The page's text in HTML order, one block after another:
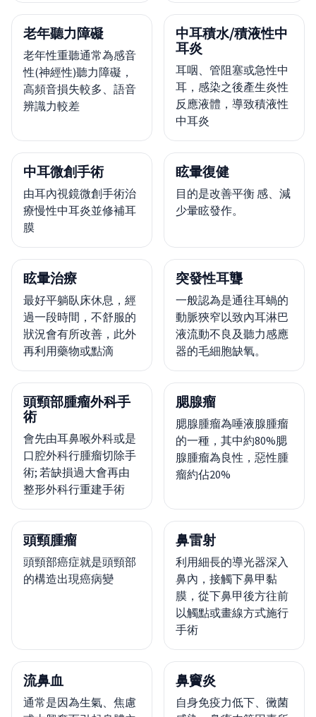
老年聽力障礙
老年性重聽通常為感音
性(神經性)聽力障礙，
高頻音損失較多、語音
辨識力較差
中耳積水/積液性中
耳炎
耳咽、管阻塞或急性中
耳，感染之後產生炎性
反應液體，導致積液性
中耳炎
中耳微創手術
由耳內視鏡微創手術治
療慢性中耳炎並修補耳
膜
眩暈復健
目的是改善平衡 感、減
少暈眩發作。
眩暈治療
最好平躺臥床休息，經
過一段時間，不舒服的
狀況會有所改善，此外
再利用藥物或點滴
突發性耳聾
一般認為是通往耳蝸的
動脈狹窄以致內耳淋巴
液流動不良及聽力感應
器的毛細胞缺氧。
頭頸部腫瘤外科手
術
會先由耳鼻喉外科或是
口腔外科行腫瘤切除手
術; 若缺損過大會再由
整形外科行重建手術
腮腺瘤
腮腺腫瘤為唾液腺腫瘤
的一種，其中約80%腮
腺腫瘤為良性，惡性腫
瘤約佔20%
頭頸腫瘤
頭頸部癌症就是頭頸部
的構造出現癌病變
鼻雷射
利用細長的導光器深入
鼻內，接觸下鼻甲黏
膜，從下鼻甲後方往前
以觸點或畫線方式施行
手術
流鼻血
通常是因為生氣、焦慮
鼻竇炎
自身免疫力低下、黴菌